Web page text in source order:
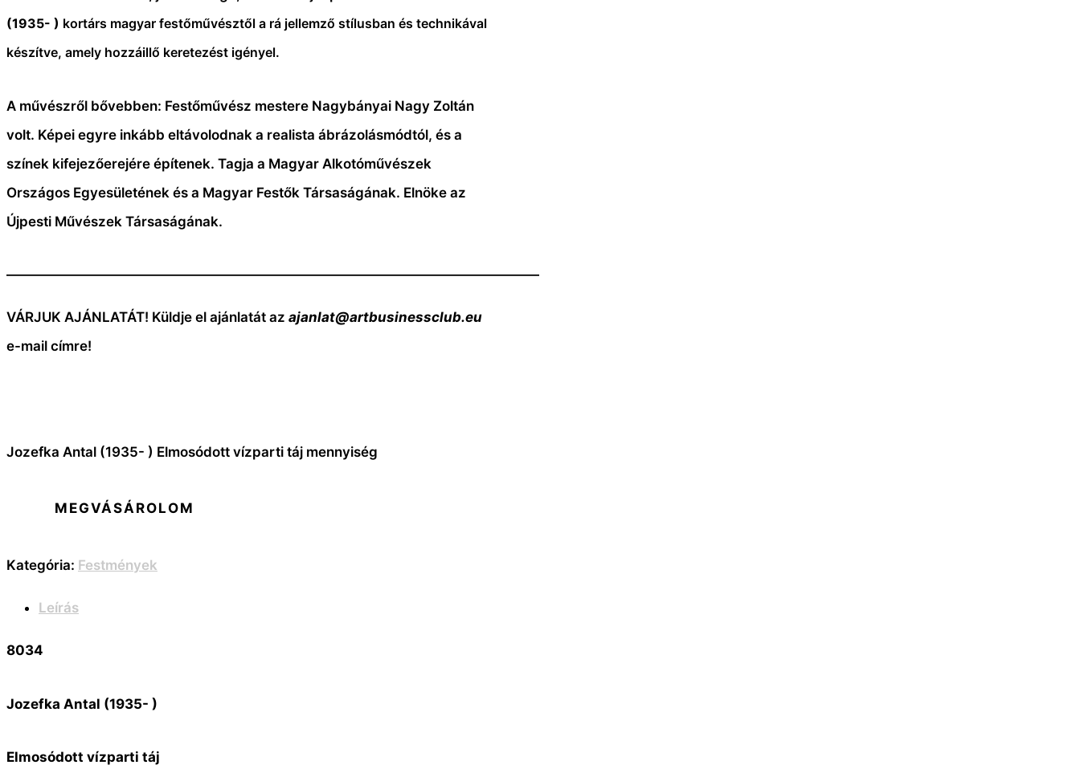
(1935- ) kortárs magyar festőművésztől a rá jellemző stílusban és technikával
készítve, amely hozzáillő keretezést igényel.
A művészről bővebben: Festőművész mestere Nagybányai Nagy Zoltán
volt. Képei egyre inkább eltávolodnak a realista ábrázolásmódtól, és a
színek kifejezőerejére építenek. Tagja a Magyar Alkotóművészek
Országos Egyesületének és a Magyar Festők Társaságának. Elnöke az
Újpesti Művészek Társaságának.
———————————————————————————————————————
VÁRJUK AJÁNLATÁT! Küldje el ajánlatát az ajanlat@artbusinessclub.eu
e-mail címre!
Jozefka Antal (1935- ) Elmosódott vízparti táj mennyiség
MEGVÁSÁROLOM
Kategória: Festmények
Leírás
8034
Jozefka Antal (1935- )
Elmosódott vízparti táj